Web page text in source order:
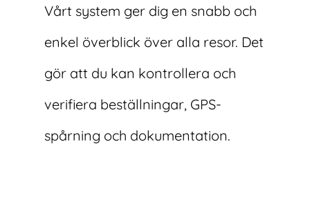
Vårt system ger dig en snabb och
enkel överblick över alla resor. Det
gör att du kan kontrollera och
verifiera beställningar, GPS-
spårning och dokumentation.